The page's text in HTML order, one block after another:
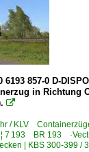
6193 857-0 D-
in Richtung

/ KLV
¦ 7 193 BR 193
| KBS 300-399